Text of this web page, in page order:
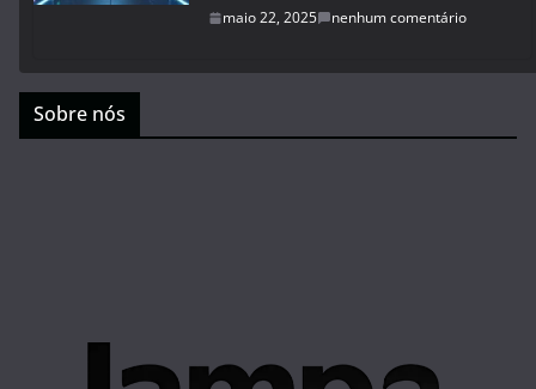
maio 22, 2025 nenhum comentário
Sobre nós